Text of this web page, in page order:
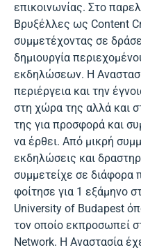
επικοινωνίας. Στο
Βρυξέλλες ως Content
συμμετέχοντας σε
δημιουργία
εκδηλώσεων. Η
περιέργεια και την
στη χώρα της αλλά και
της για προσφορά και
να έρθει. Από μικρή
εκδηλώσεις και
συμμετείχε σε διάφορα
φοίτησε για 1 εξάμηνο
University of Budapest
τον οποίο εκπροσωπεί
Network. Η Αναστασία